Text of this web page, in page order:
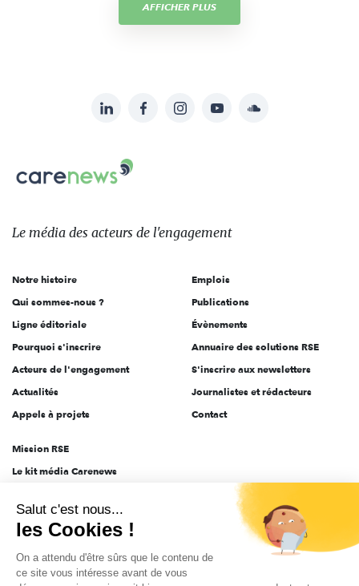
AFFICHER PLUS
sur:
LinkedInFacebookInstagramYouTubeSoundcloud
Carenews,
Le
des
l'engagement
Le média des acteurs de l'engagement
Notre histoire
Qui sommes-nous ?
Ligne éditoriale
Pourquoi s'inscrire
Acteurs de l'engagement
Actualités
Appels à projets
Emplois
Publications
Évènements
Annuaire des solutions RSE
S'inscrire aux newsletters
Journalistes et rédacteurs
Contact
Mission RSE
Le kit média Carenews
AEF info
Novethic
PRODURABLE
Inclusiv Day
Salut c'est nous...
les Cookies !
On a attendu d'être sûrs que le contenu de
ce site vous intéresse avant de vous